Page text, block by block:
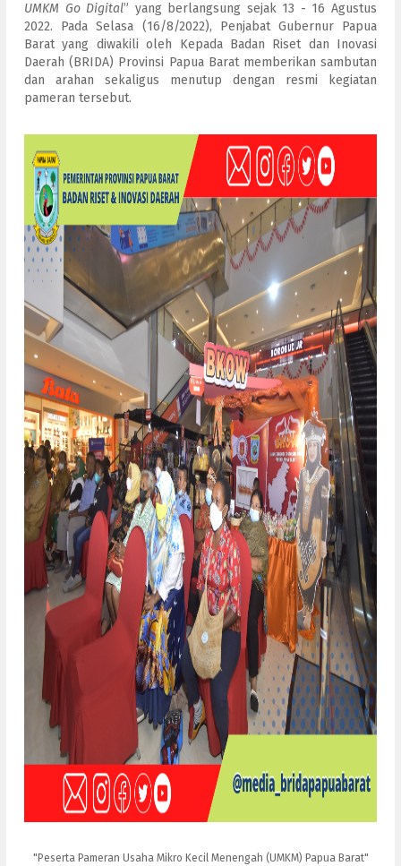
UMKM Go Digital” yang berlangsung sejak 13 - 16 Agustus
2022. Pada Selasa (16/8/2022), Penjabat Gubernur Papua
Barat yang diwakili oleh Kepada Badan Riset dan Inovasi
Daerah (BRIDA) Provinsi Papua Barat memberikan sambutan
dan arahan sekaligus menutup dengan resmi kegiatan
pameran tersebut.
"Peserta Pameran Usaha Mikro Kecil Menengah (UMKM) Papua Barat"